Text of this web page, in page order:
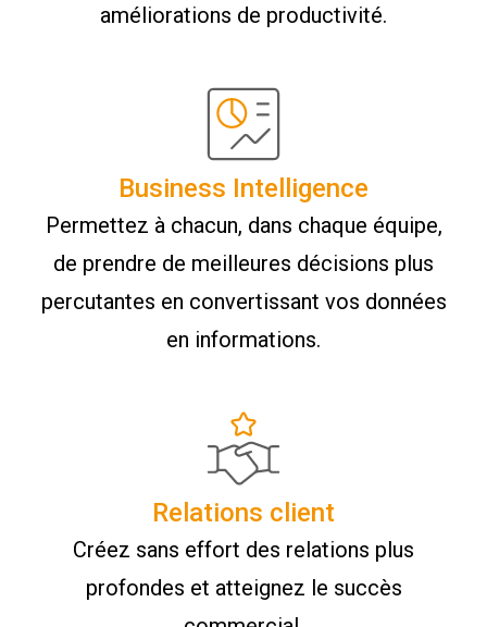
améliorations de productivité.
Business Intelligence
Permettez à chacun, dans chaque équipe,
de prendre de meilleures décisions plus
percutantes en convertissant vos données
en informations.
Relations client
Créez sans effort des relations plus
profondes et atteignez le succès